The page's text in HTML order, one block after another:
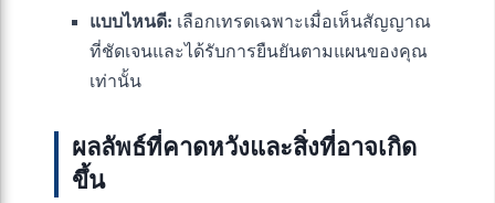
แบบไหนดี: เลือกเทรดเฉพาะเมื่อเห็นสัญญาณ
ที่ชัดเจนและได้รับการยืนยันตามแผนของคุณ
เท่านั้น
ผลลัพธ์ที่คาดหวังและสิ่งที่อาจเกิด
ขึ้น